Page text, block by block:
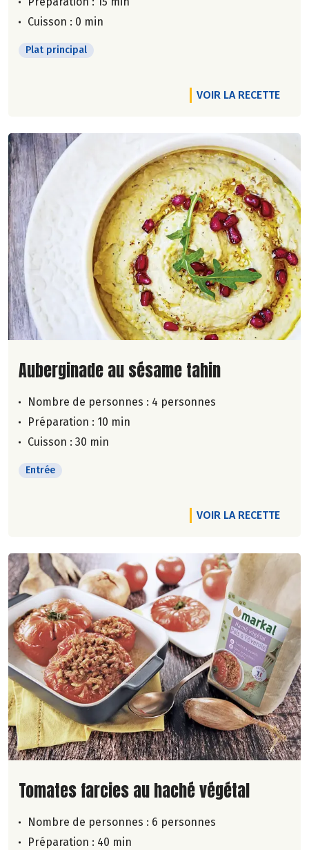
Cuisson : 0 min
Plat principal
VOIR LA RECETTE
Lire la suite de la recette
Auberginade au sésame tahin
Nombre de personnes : 4 personnes
Préparation : 10 min
Cuisson : 30 min
Entrée
VOIR LA RECETTE
Lire la suite de la recette
Tomates farcies au haché végétal
Nombre de personnes : 6 personnes
Préparation : 40 min